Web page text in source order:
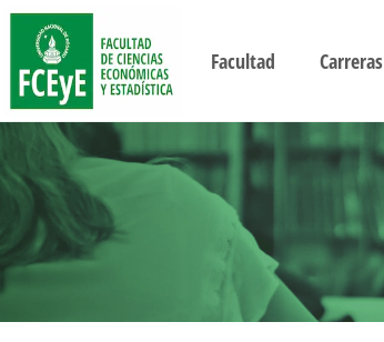
Facultad Carreras